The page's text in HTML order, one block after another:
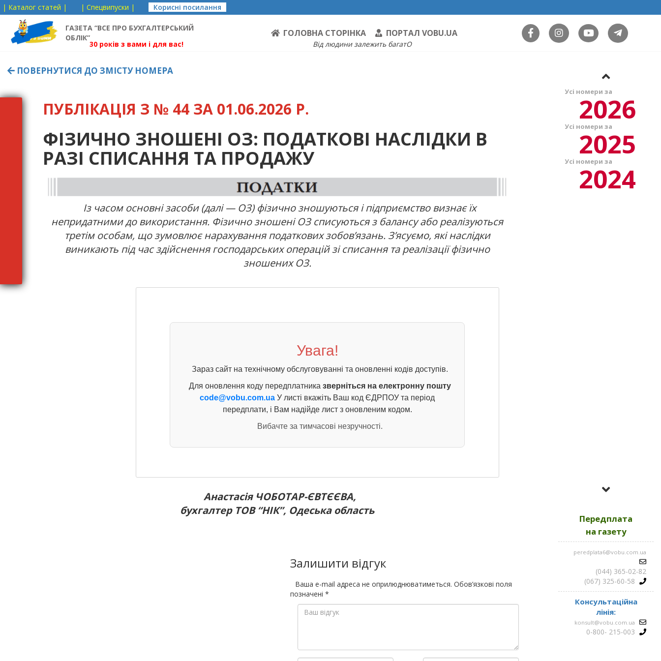
| Каталог статей | | Спецвипуски | Корисні посилання
ГАЗЕТА “ВСЕ ПРО БУХГАЛТЕРСЬКИЙ
ОБЛІК”
ГОЛОВНА СТОРІНКА ПОРТАЛ VOBU.UA
30 років з вами і для вас! Від людини залежить багатО
ПОВЕРНУТИСЯ ДО ЗМІСТУ НОМЕРА
ПУБЛІКАЦІЯ З № 44 ЗА 01.06.2026 Р.
ФІЗИЧНО ЗНОШЕНІ ОЗ: ПОДАТКОВІ НАСЛІДКИ В
РАЗІ СПИСАННЯ ТА ПРОДАЖУ
Із часом основні засоби (далі — ОЗ) фізично зношуються і підприємство визнає їх
непридатними до використання. Фізично зношені ОЗ списуються з балансу або реалізуються
третім особам, що зумовлює нарахування податкових зобов’язань. З’ясуємо, які наслідки
виникають під час здійснення господарських операцій зі списання та реалізації фізично
зношених ОЗ.
Увага!
Зараз сайт на технічному обслуговуванні та оновленні кодів доступів.
Для оновлення коду передплатника зверніться на електронну пошту
code@vobu.com.ua У листі вкажіть Ваш код ЄДРПОУ та період
передплати, і Вам надійде лист з оновленим кодом.
Вибачте за тимчасові незручності.
Анастасія ЧОБОТАР-ЄВТЄЄВА,
бухгалтер ТОВ “НІК”, Одеська область
Залишити відгук
Ваша e-mail адреса не оприлюднюватиметься. Обов’язкові поля
позначені *
Усі номери за
2026
Усі номери за
2025
Усі номери за
2024
2023
Усі номери за
2022
Усі номери за
2021
Передплата
на газету
peredplata6@vobu.com.ua
(044) 365-02-82
(067) 325-60-58
Консультаційна
лінія:
konsult@vobu.com.ua
0-800- 215-003